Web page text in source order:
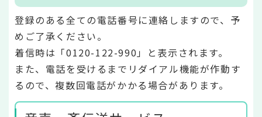
登録のある全ての電話番号に連絡しますので、予
めご了承ください。
着信時は「0120-122-990」と表示されます。
また、電話を受けるまでリダイアル機能が作動す
るので、複数回電話がかかる場合があります。